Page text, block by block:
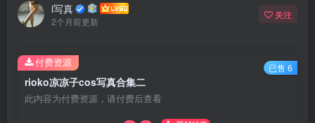
i写真
2个月前更新
关注
rioko凉凉子cos写真合集二
此内容为付费资源，请付费后查看
付费资源 已售 6